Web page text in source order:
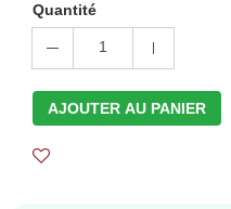
Quantité
1
AJOUTER AU PANIER